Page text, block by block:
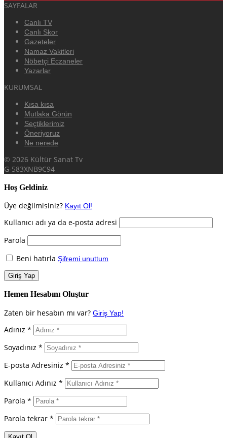
SAYFALAR
Canlı TV
Canlı Skor
Gazeteler
Namaz Vakitleri
Nöbetçi Eczaneler
Yazarlar
KURUMSAL
Kısa kısa
Mutlaka Görün
Seçtiklerimiz
Öneriyoruz
Ne nerede
© 2026 Kültür Sanat Tv
G-583XNB9C94
Hoş Geldiniz
Üye değilmisiniz? Kayıt Ol!
Kullanıcı adı ya da e-posta adresi
Parola
Beni hatırla Şifremi unuttum
Hemen Hesabını Oluştur
Zaten bir hesabın mı var? Giriş Yap!
Adınız *
Soyadınız *
E-posta Adresiniz *
Kullanıcı Adınız *
Parola *
Parola tekrar *